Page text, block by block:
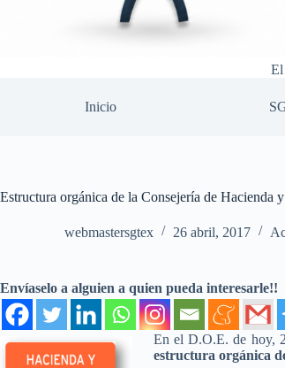
El
Inicio
Estructura orgánica de la Consejería de Hacienda
webmastersgtex 26 abril, 2017
Envíaselo a alguien a quien pueda interesarle!!
En el D.O.E. de hoy,
estructura orgánica